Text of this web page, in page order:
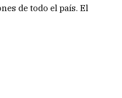
de todo el país. El